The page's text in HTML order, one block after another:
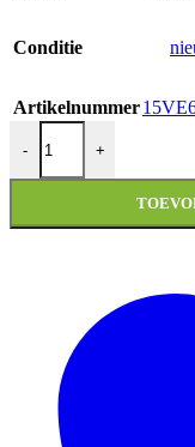
Conditie
Artikelnummer
-
ACHTERLICHT
+